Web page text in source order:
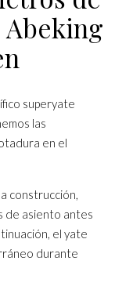
Abeking
superyate
las
en el
construcción,
de asiento antes
el yate
durante